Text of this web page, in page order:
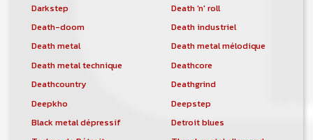
Darkstep
Death 'n' roll
Death-doom
Death industriel
Death metal
Death metal mélodique
Death metal technique
Deathcore
Deathcountry
Deathgrind
Deepkho
Deepstep
Black metal dépressif
Detroit blues